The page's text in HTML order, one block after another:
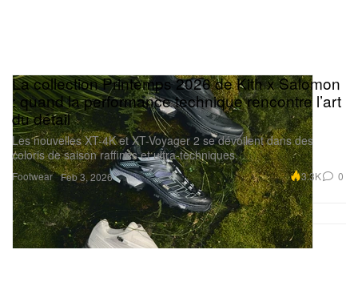
Footwear
La collection Printemps 2026 de Kith x Salomon
: quand la performance technique rencontre l’art
du détail
Les nouvelles XT-4K et XT-Voyager 2 se dévoilent dans des
coloris de saison raffinés et ultra-techniques.
Feb 3, 2026 3.3K 0